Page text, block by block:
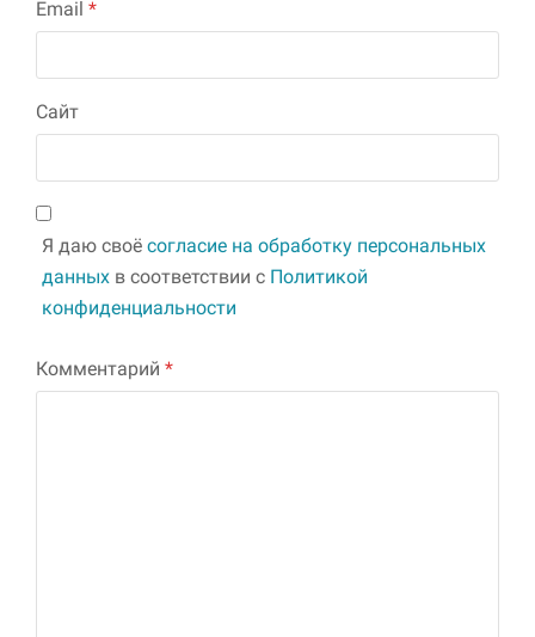
Email *
Сайт
Я даю своё согласие на обработку персональных
данных в соответствии с Политикой
конфиденциальности
Комментарий *